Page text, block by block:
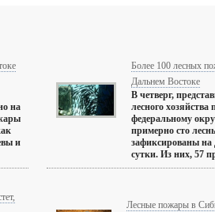
на
и
Более 100 лесных
Дальнем Востоке
В четверг,
лесного
федеральному
примерно сто
зафиксированы на
сутки. Из них, 57
Лесные пожары в